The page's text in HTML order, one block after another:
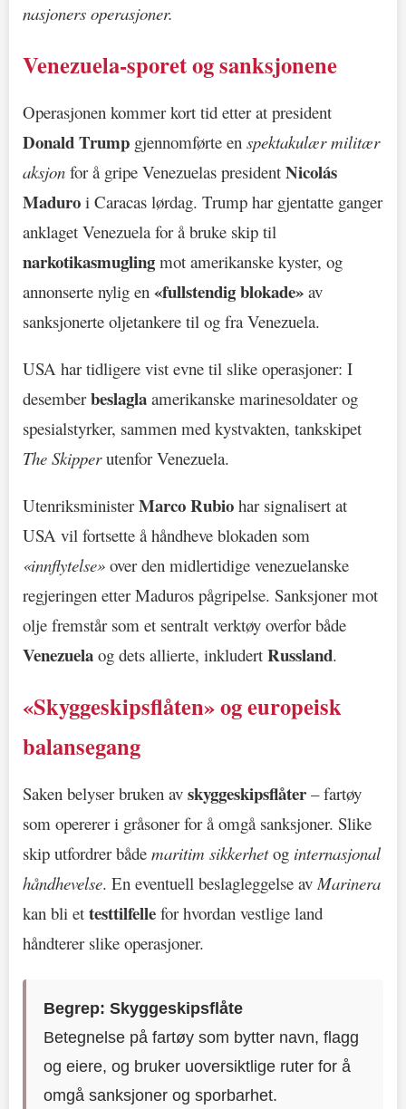
nasjoners operasjoner.
Venezuela-sporet og sanksjonene
Operasjonen kommer kort tid etter at president
Donald Trump gjennomførte en spektakulær militær
aksjon for å gripe Venezuelas president Nicolás
Maduro i Caracas lørdag. Trump har gjentatte ganger
anklaget Venezuela for å bruke skip til
narkotikasmugling mot amerikanske kyster, og
annonserte nylig en «fullstendig blokade» av
sanksjonerte oljetankere til og fra Venezuela.
USA har tidligere vist evne til slike operasjoner: I
desemberbeslagla amerikanske marinesoldater og
spesialstyrker, sammen med kystvakten, tankskipet
The Skipperutenfor Venezuela.
UtenriksministerMarco Rubio har signalisert at
USA vil fortsette å håndheve blokaden som
«innflytelse» over den midlertidige venezuelanske
regjeringen etter Maduros pågripelse. Sanksjoner mot
olje fremstår som et sentralt verktøy overfor både
Venezuela og dets allierte, inkludert Russland.
«Skyggeskipsflåten» og europeisk
balansegang
Saken belyser bruken av skyggeskipsflåter – fartøy
som opererer i gråsoner for å omgå sanksjoner. Slike
skip utfordrer både maritim sikkerhetog internasjonal
håndhevelse. En eventuell beslagleggelse avMarinera
kan bli et testtilfelle for hvordan vestlige land
håndterer slike operasjoner.
Begrep: Skyggeskipsflåte
Betegnelse på fartøy som bytter navn, flagg
og eiere, og bruker uoversiktlige ruter for å
omgå sanksjoner og sporbarhet.